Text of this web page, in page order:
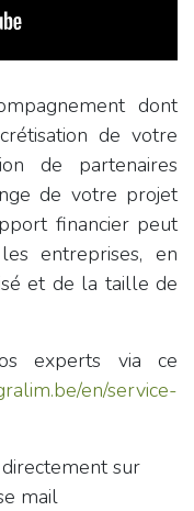
dont
de votre
de partenaires
de votre projet
financier peut
entreprises, en
et de la taille de
experts via ce
en/service-
sur
mail